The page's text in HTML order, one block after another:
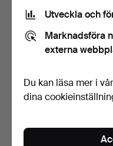
Bang&Olufsen BeoMaster
900 radioförstärkar…
60 USD
Utveckla och
Marknadsföra
externa
Du kan läsa mer i vår
dina